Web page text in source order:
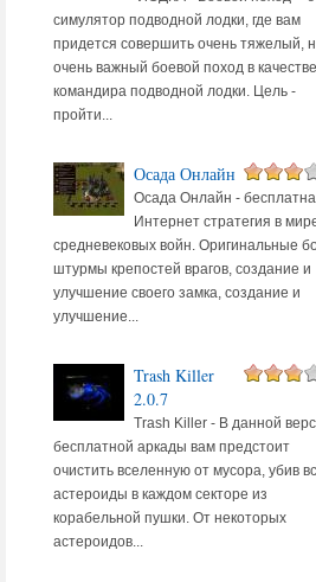
симулятор подводной лодки, где вам
придется совершить очень тяжелый,
очень важный боевой поход в качестве
командира подводной лодки. Цель -
пройти...
Осада Онлайн
Осада Онлайн -
Интернет стратегия в
средневековых войн. Оригинальные
штурмы крепостей врагов, создание и
улучшение своего замка, создание и
улучшение...
Trash Killer
2.0.7
Trash Killer - В данной
бесплатной аркады вам предстоит
очистить вселенную от мусора, убив
астероиды в каждом секторе из
корабельной пушки. От некоторых
астероидов...